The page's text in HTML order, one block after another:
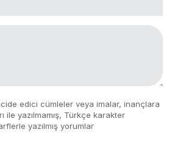
edici cümleler veya imalar, inançlara
ile yazılmamış, Türkçe karakter
yazılmış yorumlar